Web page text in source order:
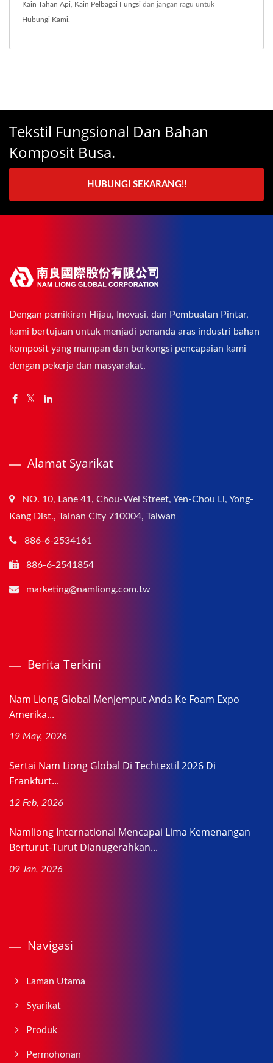
Kain Tahan Api, Kain Pelbagai Fungsi dan jangan ragu untuk
Hubungi Kami.
Tekstil Fungsional Dan Bahan
Komposit Busa.
HUBUNGI SEKARANG!!
Dengan pemikiran Hijau, Inovasi, dan Pembuatan Pintar,
kami bertujuan untuk menjadi penanda aras industri bahan
komposit yang mampan dan berkongsi pencapaian kami
dengan pekerja dan masyarakat.
Alamat Syarikat
NO. 10, Lane 41, Chou-Wei Street, Yen-Chou Li, Yong-
Kang Dist., Tainan City 710004, Taiwan
886-6-2534161
886-6-2541854
marketing@namliong.com.tw
Berita Terkini
Nam Liong Global Menjemput Anda Ke Foam Expo
Amerika...
19 May, 2026
Sertai Nam Liong Global Di Techtextil 2026 Di
Frankfurt...
12 Feb, 2026
Namliong International Mencapai Lima Kemenangan
Berturut-Turut Dianugerahkan...
09 Jan, 2026
Navigasi
Laman Utama
Syarikat
Produk
Permohonan